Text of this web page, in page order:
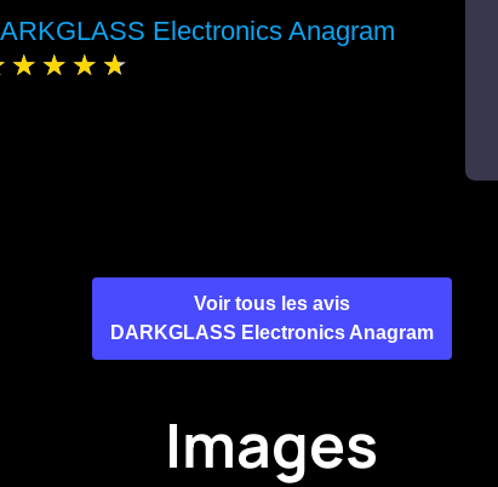
Electronics Anagram
Voir tous les avis
DARKGLASS Electronics Anagram
Images